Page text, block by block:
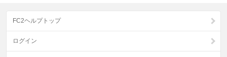
FC2ヘルプトップ
ログイン